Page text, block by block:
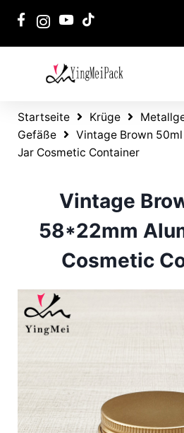
Startseite Krüge
Gefäße
Vintage Brown
Jar Cosmetic Container
Vintage
58*22mm
Cosmetic